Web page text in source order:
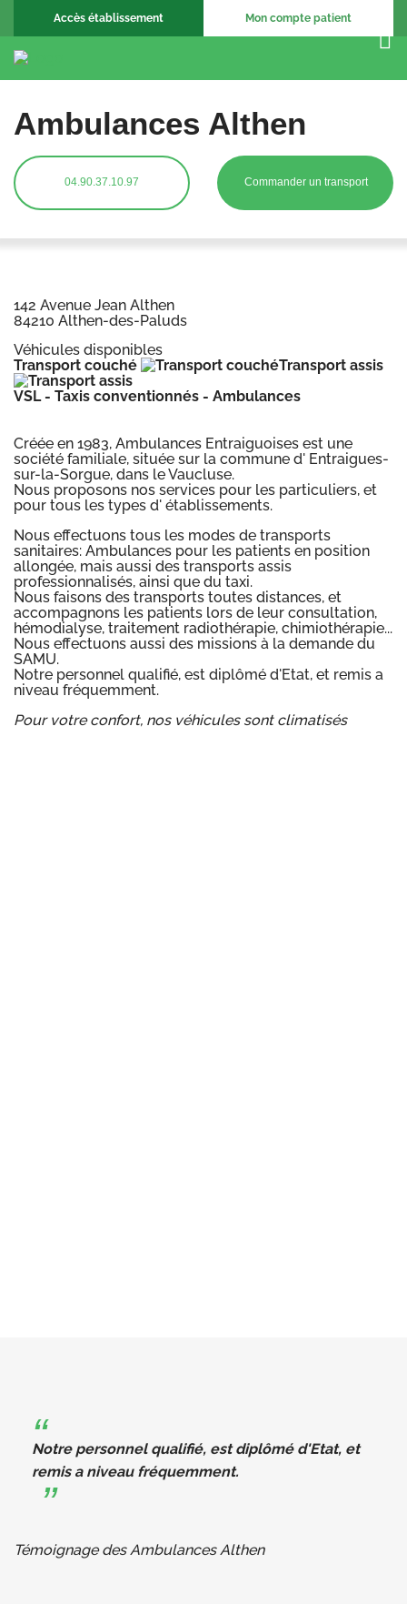
Accès établissement Mon compte patient
Ambulances Althen
04.90.37.10.97 Commander un transport
142 Avenue Jean Althen
84210 Althen-des-Paluds
Véhicules disponibles
Transport couché
Transport assis
VSL - Taxis conventionnés - Ambulances
Créée en 1983, Ambulances Entraiguoises est une
société familiale, située sur la commune d' Entraigues-
sur-la-Sorgue, dans le Vaucluse.
Nous proposons nos services pour les particuliers, et
pour tous les types d' établissements.
Nous effectuons tous les modes de transports
sanitaires: Ambulances pour les patients en position
allongée, mais aussi des transports assis
professionnalisés, ainsi que du taxi.
Nous faisons des transports toutes distances, et
accompagnons les patients lors de leur consultation,
hémodialyse, traitement radiothérapie, chimiothérapie...
Nous effectuons aussi des missions à la demande du
SAMU.
Notre personnel qualifié, est diplômé d'Etat, et remis a
niveau fréquemment.
Pour votre confort, nos véhicules sont climatisés
Notre personnel qualifié, est diplômé d'Etat, et
remis a niveau fréquemment.
Témoignage des Ambulances Althen